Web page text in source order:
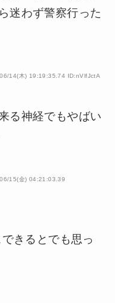
迷わず警察行った
14(木) 19:19:35.74 ID:nVlfJctA
る神経でもやばい
15(金) 04:21:03.39
できるとでも思っ